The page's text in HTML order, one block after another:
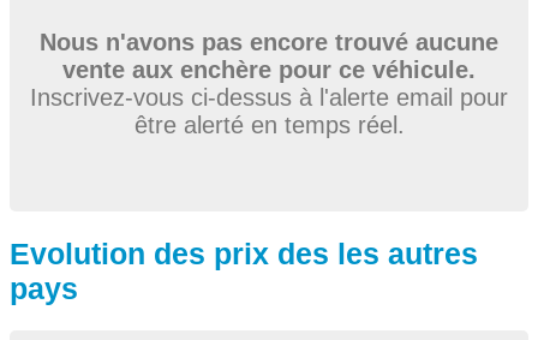
Nous n'avons pas encore trouvé aucune
vente aux enchère pour ce véhicule.
Inscrivez-vous ci-dessus à l'alerte email pour
être alerté en temps réel.
Evolution des prix des les autres
pays